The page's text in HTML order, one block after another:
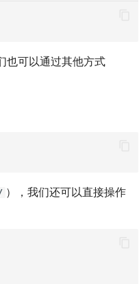
也可以通过其他方式
），我们还可以直接操作